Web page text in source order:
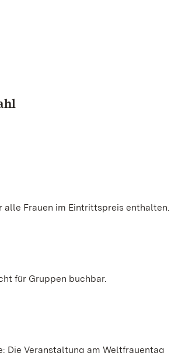
alle Frauen im Eintrittspreis enthalten.
für Gruppen buchbar.
Die Veranstaltung am Weltfrauentag